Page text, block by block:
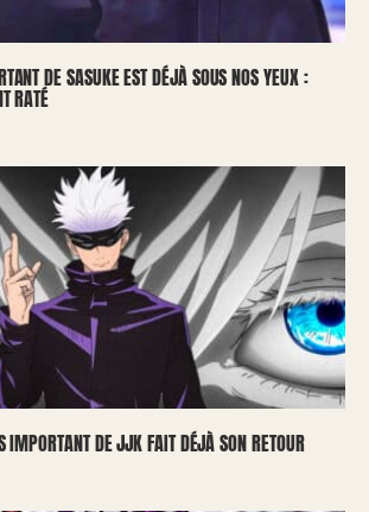
DE SASUKE EST DÉJÀ SOUS NOS YEUX :
RATÉ
IMPORTANT DE JJK FAIT DÉJÀ SON RETOUR